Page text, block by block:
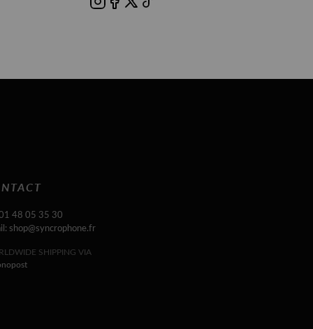
48 05 35 30
shop@syncrophone.fr
SHIPPING VIA